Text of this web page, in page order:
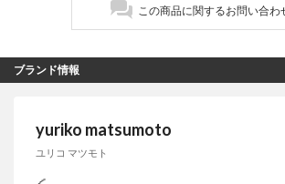
この商品に関するお問い合わ
ブランド情報
yuriko matsumoto
ユリコ マツモト